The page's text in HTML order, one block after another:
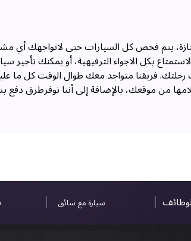
يتم فحص كل السيارات حتى لاتواجهك أي
بكل الاجواء الترفيهية، أو يمكنك
رحلتك. فريقنا متواجد معك طوال الوقت كل
من موقعك، بالإضافة إلى أننا نوفرطرق
سيارة مع سائق